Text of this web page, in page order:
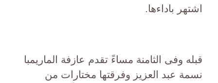
اشتهر باداءها.
قبله وفى الثامنة مساءً تقدم عازفة الماريمبا
نسمة عبد العزيز وفرقتها مختارات من